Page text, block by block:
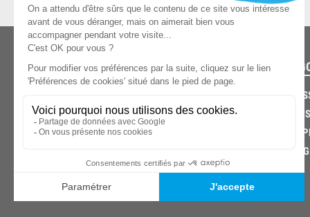
03.85.32.96.74
© 2026 -KPX PARTS- SITE CRÉÉ PARLET'S CLIC